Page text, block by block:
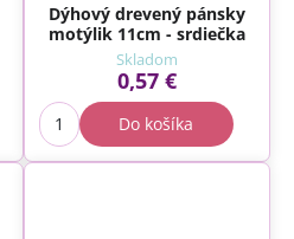
Dýhový drevený pánsky
motýlik 11cm - srdiečka
Skladom
0,57 €
Do košíka